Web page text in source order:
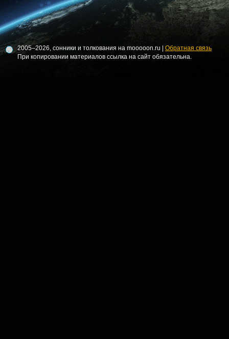
2005–2026, сонники и толкования на mooooon.ru | Обратная связь
При копировании материалов ссылка на сайт обязательна.